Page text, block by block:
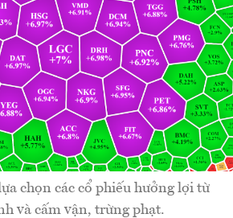
chọn các cổ phiếu hưởng lợi từ
và cấm vận, trừng phạt.